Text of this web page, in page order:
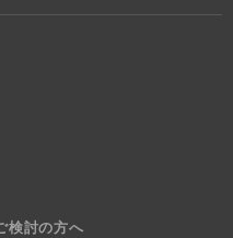
検討の方へ